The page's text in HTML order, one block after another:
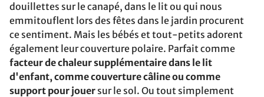
douillettes sur le canapé, dans le lit ou qui nous
emmitouflent lors des fêtes dans le jardin procurent
ce sentiment. Mais les bébés et tout-petits adorent
également leur couverture polaire. Parfait comme
facteur de chaleur supplémentaire dans le lit
d'enfant, comme couverture câline ou comme
support pour jouer sur le sol. Ou tout simplement